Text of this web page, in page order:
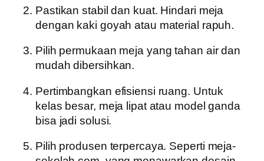
Pastikan stabil dan kuat. Hindari meja
dengan kaki goyah atau material rapuh.
Pilih permukaan meja yang tahan air dan
mudah dibersihkan.
Pertimbangkan efisiensi ruang. Untuk
kelas besar, meja lipat atau model ganda
bisa jadi solusi.
Pilih produsen terpercaya. Seperti meja-